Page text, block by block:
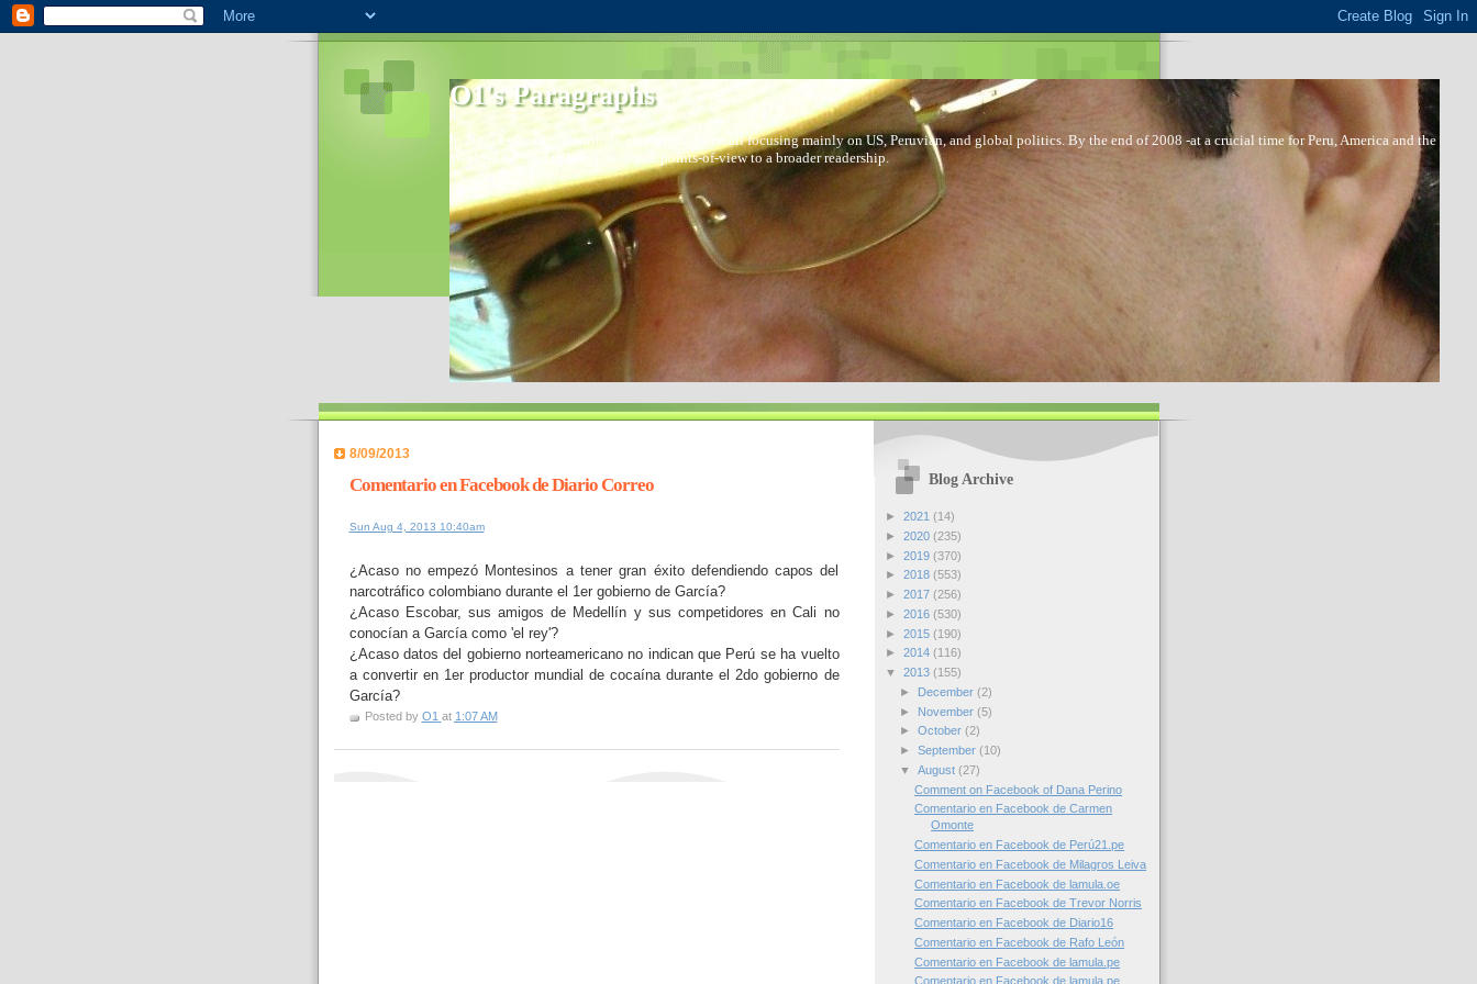
O1's Paragraphs
In 2006 I started to distribute comments via email focusing mainly on US, Peruvian, and global politics. By the end of 2008 -at a crucial time for Peru, America and the
World- I decided to bring out those points-of-view to a broader readership.
8/09/2013
Comentario en Facebook de Diario Correo
Sun Aug 4, 2013 10:40am
¿Acaso no empezó Montesinos a tener gran éxito defendiendo capos del
narcotráfico colombiano durante el 1er gobierno de García?
¿Acaso Escobar, sus amigos de Medellín y sus competidores en Cali no
conocían a García como 'el rey'?
¿Acaso datos del gobierno norteamericano no indican que Perú se ha vuelto
a convertir en 1er productor mundial de cocaína durante el 2do gobierno de
García?
Posted by O1 at 1:07 AM
Blog Archive
► 2021 (14)
► 2020 (235)
► 2019 (370)
► 2018 (553)
► 2017 (256)
► 2016 (530)
► 2015 (190)
► 2014 (116)
▼ 2013 (155)
►
December (2)
►
November (5)
► October (2)
► September (10)
▼ August (27)
Comment on Facebook of Dana Perino
Comentario en Facebook de Carmen
Omonte
Comentario en Facebook de Perú21.pe
Comentario en Facebook de Milagros Leiva
Comentario en Facebook de lamula.oe
Comentario en Facebook de Trevor Norris
Comentario en Facebook de Diario16
Comentario en Facebook de Rafo León
Comentario en Facebook de lamula.pe
Comentario en Facebook de lamula.pe